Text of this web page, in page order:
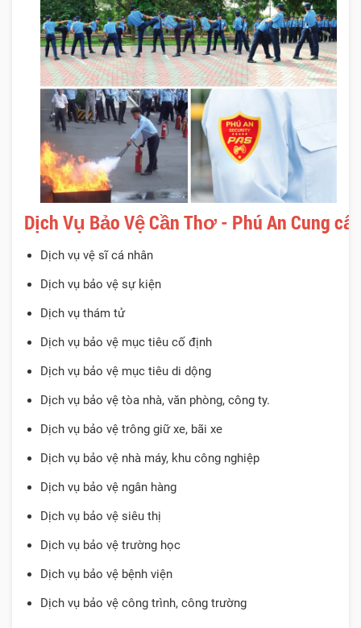
Dịch Vụ Bảo Vệ Cần Thơ - Phú An Cung
Dịch vụ vệ sĩ cá nhân
Dịch vụ bảo vệ sự kiện
Dịch vụ thám tử
Dịch vụ bảo vệ mục tiêu cố định
Dịch vụ bảo vệ mục tiêu di dộng
Dịch vụ bảo vệ tòa nhà, văn phòng, công ty.
Dịch vụ bảo vệ trông giữ xe, bãi xe
Dịch vụ bảo vệ nhà máy, khu công nghiệp
Dịch vụ bảo vệ ngân hàng
Dịch vụ bảo vệ siêu thị
Dịch vụ bảo vệ trường học
Dịch vụ bảo vệ bệnh viện
Dịch vụ bảo vệ công trình, công trường